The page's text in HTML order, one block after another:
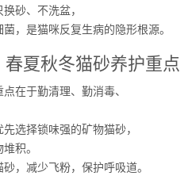
砂、不洗盆，
，是猫咪反复生病的隐形根源。
夏秋冬猫砂养护重点
在于勤清理、勤消毒、
选择锁味强的矿物猫砂，
积。
，减少飞粉，保护呼吸道。